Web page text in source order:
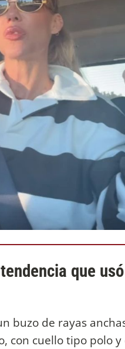
que
buzo de rayas
con cuello tipo polo y